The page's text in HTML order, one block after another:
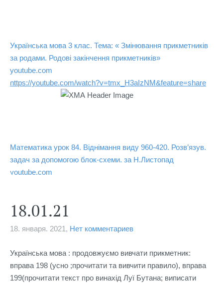
Українська мова 3 клас. Тема: « Змінювання прикметників
за родами. Родові закінчення прикметників»
youtube.com
https://youtube.com/watch?v=tmx_H3aIzNM&feature=share
Математика урок 84. Віднімання виду 960-420. Розв’язув.
задач за допомогою блок-схеми. за Н.Листопад
youtube.com
18.01.21
18. января. 2021, Нет комментариев
Українська мова : продовжуємо вивчати прикметник:
вправа 198 (усно ;прочитати та вивчити правило), вправа
199(прочитати текст про винахід Луї Бутана; виписати